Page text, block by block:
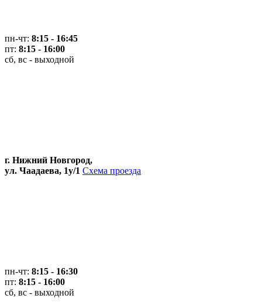
пн-чт: 8:15 - 16:45
пт: 8:15 - 16:00
сб, вс - выходной
г. Нижний Новгород,
ул. Чаадаева, 1у/1 Схема проезда
пн-чт: 8:15 - 16:30
пт: 8:15 - 16:00
сб, вс - выходной